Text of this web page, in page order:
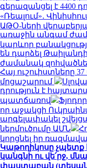
գերազանցել է 4400
«Ռեալում»․
ԱԹՕ-ների
առաջին անգամ
կարևոր
են դարձել
ժամանակ
Հայ ուշուիստները
մրցաշարում
դրություն է
պատճառով
որ աջակցի
արգելափակել
ներմուծումը ԱՄՆ
կորցնել իր
Կաթողիկոսը
կանգնի ու վե՛րջ,
փաստաբան